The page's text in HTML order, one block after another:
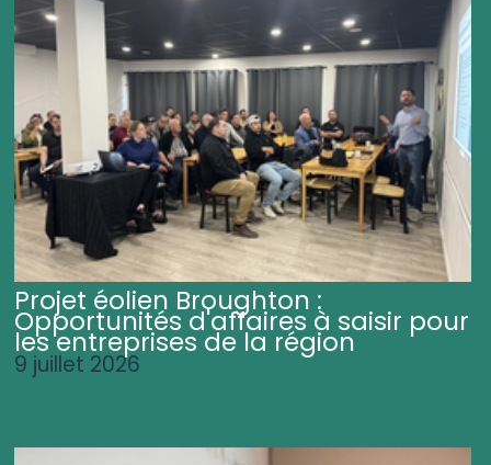
Projet éolien Broughton :
Opportunités d'affaires à saisir pour
les entreprises de la région
9 juillet 2026